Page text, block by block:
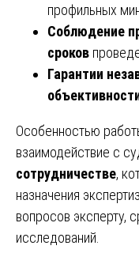
профильных
Соблюдение
сроков
Гарантии
Особенностью
взаимодействие с
сотрудничестве,
назначения
вопросов эксперту,
исследований.